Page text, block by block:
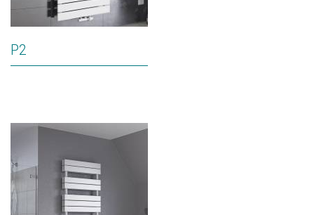
P2